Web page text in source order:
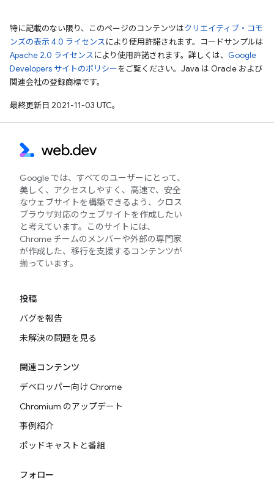
特に記載のない限り、このページのコンテンツはクリエイティブ・コモ
ンズの表示 4.0 ライセンスにより使用許諾されます。コードサンプルは
Apache 2.0 ライセンスにより使用許諾されます。詳しくは、 Google
Developers サイトのポリシーをご覧ください。Java は Oracle および
関連会社の登録商標です。
最終更新日 2021-11-03 UTC。
Google では、すべてのユーザーにとって、
美しく、アクセスしやすく、高速で、安全
なウェブサイトを構築できるよう、クロス
ブラウザ対応のウェブサイトを作成したい
と考えています。このサイトには、
Chrome チームのメンバーや外部の専門家
が作成した、移行を支援するコンテンツが
揃っています。
投稿
バグを報告
未解決の問題を見る
関連コンテンツ
デベロッパー向け Chrome
Chromium のアップデート
事例紹介
ポッドキャストと番組
フォロー